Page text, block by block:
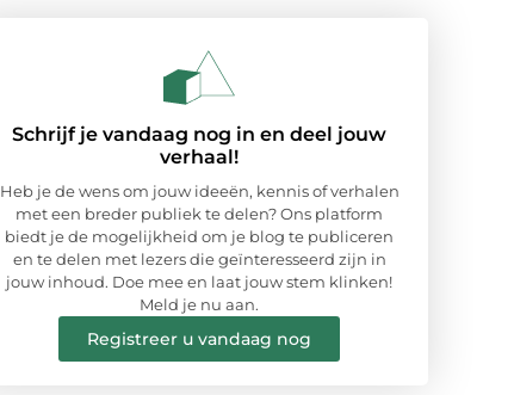
Schrijf je vandaag nog in en deel jouw
verhaal!
Heb je de wens om jouw ideeën, kennis of verhalen
met een breder publiek te delen? Ons platform
biedt je de mogelijkheid om je blog te publiceren
en te delen met lezers die geïnteresseerd zijn in
jouw inhoud. Doe mee en laat jouw stem klinken!
Meld je nu aan.
Registreer u vandaag nog